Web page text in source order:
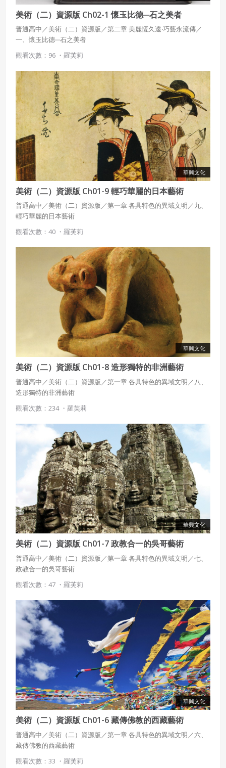
美術（二）資源版 Ch02-1 懷玉比德─石之美者
普通高中／美術（二）資源版／第二章 美麗恆久遠‧巧藝永流傳／
一、懷玉比德─石之美者
觀看次數：96 ・ 羅芙莉
華興文化
美術（二）資源版 Ch01-9 輕巧華麗的日本藝術
普通高中／美術（二）資源版／第一章 各具特色的異域文明／九、
輕巧華麗的日本藝術
觀看次數：40 ・ 羅芙莉
華興文化
美術（二）資源版 Ch01-8 造形獨特的非洲藝術
普通高中／美術（二）資源版／第一章 各具特色的異域文明／八、
造形獨特的非洲藝術
觀看次數：234 ・ 羅芙莉
華興文化
美術（二）資源版 Ch01-7 政教合一的吳哥藝術
普通高中／美術（二）資源版／第一章 各具特色的異域文明／七、
政教合一的吳哥藝術
觀看次數：47 ・ 羅芙莉
華興文化
美術（二）資源版 Ch01-6 藏傳佛教的西藏藝術
普通高中／美術（二）資源版／第一章 各具特色的異域文明／六、
藏傳佛教的西藏藝術
觀看次數：33 ・ 羅芙莉